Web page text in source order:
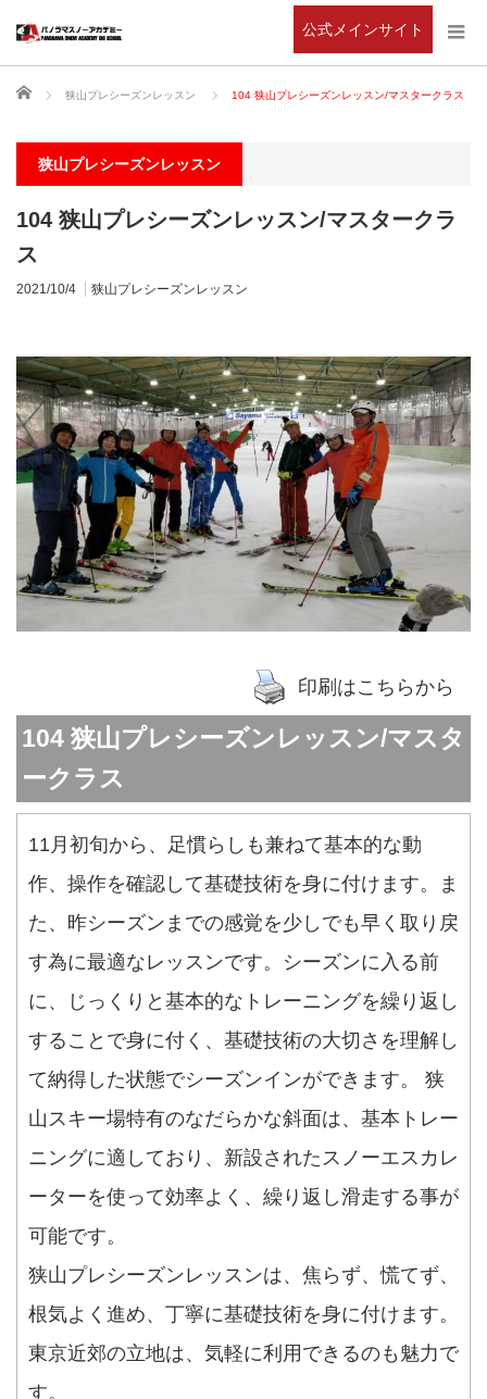
公式メインサイト
ホーム 狭山プレシーズンレッスン 104 狭山プレシーズンレッスン/マスタークラス
狭山プレシーズンレッスン
104 狭山プレシーズンレッスン/マスタークラ
ス
2021/10/4 狭山プレシーズンレッスン
印刷はこちらから
104 狭山プレシーズンレッスン/マスタ
ークラス
11月初旬から、足慣らしも兼ねて基本的な動
作、操作を確認して基礎技術を身に付けます。ま
た、昨シーズンまでの感覚を少しでも早く取り戻
す為に最適なレッスンです。シーズンに入る前
に、じっくりと基本的なトレーニングを繰り返し
することで身に付く、基礎技術の大切さを理解し
て納得した状態でシーズンインができます。 狭
山スキー場特有のなだらかな斜面は、基本トレー
ニングに適しており、新設されたスノーエスカレ
ーターを使って効率よく、繰り返し滑走する事が
可能です。
狭山プレシーズンレッスンは、焦らず、慌てず、
根気よく進め、丁寧に基礎技術を身に付けます。
東京近郊の立地は、気軽に利用できるのも魅力で
す。